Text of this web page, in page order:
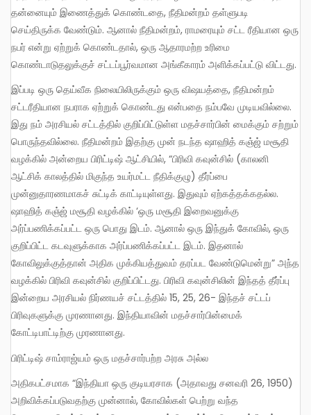
தன்னையும் இணைத்துக் கொண்டதை, நீதிமன்றம் தள்ளுபடி
செய்திருக்க வேண்டும். ஆனால் நீதிமன்றம், ராமரையும் சட்ட ரீதியான ஒரு
நபர் என்று ஏற்றுக் கொண்டதால், ஒரு ஆதாரமற்ற உரிமை
கொண்டாடுதலுக்குச் சட்டப்பூர்வமான அங்கீகாரம் அளிக்கப்பட்டு விட்டது.
இப்படி ஒரு தெய்வீக நிலையிலிருக்கும் ஒரு விஷயத்தை, நீதிமன்றம்
சட்டரீதியான நபராக ஏற்றுக் கொண்டது என்பதை நம்பவே முடியவில்லை.
இது நம் அரசியல் சட்டத்தில் குறிப்பிட்டுள்ள மதச்சார்பின் மைக்கும் சற்றும்
பொருந்தவில்லை. நீதிமன்றம் இதற்கு முன் நடந்த ஷாஹித் கஞ்ஜ் மசூதி
வழக்கில் அன்றைய பிரிட்டிஷ் ஆட்சியில், “பிரிவி கவுன்சில் (காலனி
ஆட்சிக் காலத்தில் மிகுந்த உயர்மட்ட நீதிக்குழு) தீர்ப்பை
முன்னுதாரணமாகச் சுட்டிக் காட்டியுள்ளது. இதுவும் ஏற்கத்தக்கதல்ல.
ஷாஹித் கஞ்ஜ் மசூதி வழக்கில் ‘ஒரு மசூதி இறைவனுக்கு
அர்ப்பணிக்கப்பட்ட ஒரு பொது இடம். ஆனால் ஒரு இந்துக் கோவில், ஒரு
குறிப்பிட்ட கடவுளுக்காக அர்ப்பணிக்கப்பட்ட இடம். இதனால்
கோவிலுக்குத்தான் அதிக முக்கியத்துவம் தரப்பட வேண்டுமென்று” அந்த
வழக்கில் பிரிவி கவுன்சில் குறிப்பிட்டது. பிரிவி கவுன்சிலின் இந்தத் தீர்ப்பு
இன்றைய அரசியல் நிர்ணயச் சட்டத்தில் 15, 25, 26- இந்தச் சட்டப்
பிரிவுகளுக்கு முரணானது. இந்தியாவின் மதச்சார்பின்மைக்
கோட்டிபாட்டிற்கு முரணானது.
பிரிட்டிஷ் சாம்ராஜ்யம் ஒரு மதச்சார்பற்ற அரசு அல்ல
அதிகபட்சமாக “இந்தியா ஒரு குடியரசாக (அதாவது சனவரி 26, 1950)
அறிவிக்கப்படுவதற்கு முன்னால், கோவில்கள் பெற்று வந்த